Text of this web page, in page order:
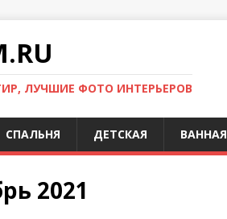
ЛУЧШИЕ ФОТО ИНТЕРЬЕРОВ
СПАЛЬНЯ ДЕТСКАЯ ВАННАЯ
2021